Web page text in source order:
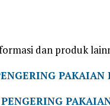
dan produk
PAKAIAN